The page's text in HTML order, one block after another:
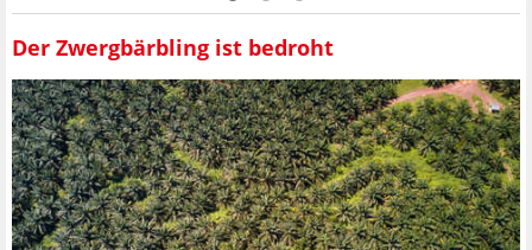
Der Zwergbärbling ist bedroht